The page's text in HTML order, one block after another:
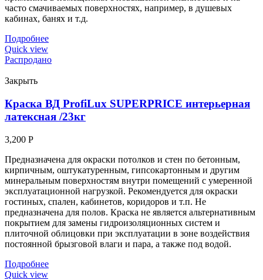
часто смачиваемых поверхностях, например, в душевых
кабинах, банях и т.д.
Подробнее
Quick view
Распродано
Закрыть
Краска ВД ProfiLux SUPERPRICE интерьерная
латексная /23кг
3,200 Р
Предназначена для окраски потолков и стен по бетонным,
кирпичным, оштукатуренным, гипсокартонным и другим
минеральным поверхностям внутри помещений с умеренной
эксплуатационной нагрузкой. Рекомендуется для окраски
гостиных, спален, кабинетов, коридоров и т.п. Не
предназначена для полов. Краска не является альтернативным
покрытием для замены гидроизоляционных систем и
плиточной облицовки при эксплуатации в зоне воздействия
постоянной брызговой влаги и пара, а также под водой.
Подробнее
Quick view